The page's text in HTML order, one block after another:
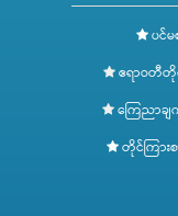
ပင်မ
ဧရာဝတီတို
ကြေညာခ
တိုင်ကြား